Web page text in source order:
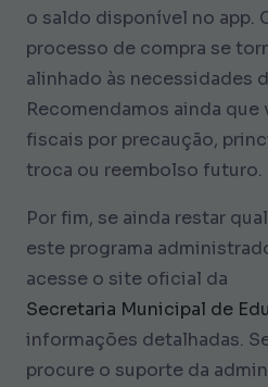
o saldo disponível no app.
processo de compra se
alinhado às necessidades
Recomendamos ainda que
fiscais por precaução,
troca ou reembolso futuro.
Por fim, se ainda restar
este programa
acesse o site oficial da
Secretaria Municipal de
informações detalhadas.
procure o suporte da